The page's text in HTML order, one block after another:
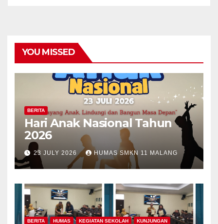
YOU MISSED
BERITA
Hari Anak Nasional Tahun
2026
23 JULY 2026 HUMAS SMKN 11 MALANG
BERITA HUMAS KEGIATAN SEKOLAH KUNJUNGAN